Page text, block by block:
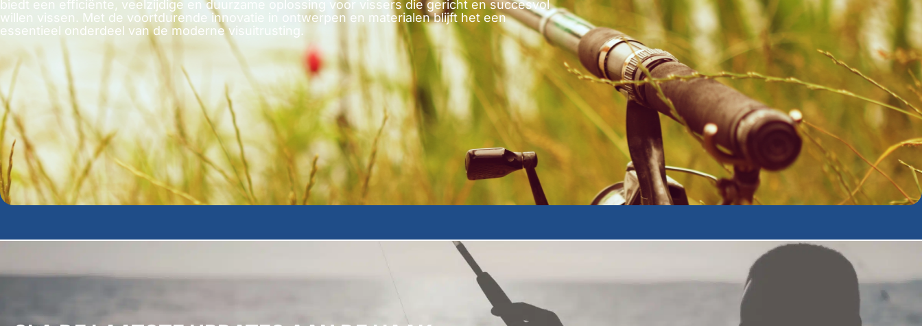
biedt een efficiënte, veelzijdige en duurzame oplossing voor vissers die gericht en succesvol
willen vissen. Met de voortdurende innovatie in ontwerpen en materialen blijft het een
essentieel onderdeel van de moderne visuitrusting.